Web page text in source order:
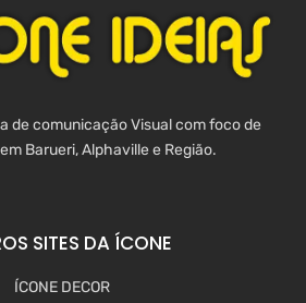
de comunicação Visual com foco de
Barueri, Alphaville e Região.
SITES DA ÍCONE
ÍCONE DECOR